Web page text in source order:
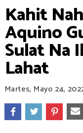
Kahit
Aquino
Sulat Na
Lahat
Martes, Mayo 24,